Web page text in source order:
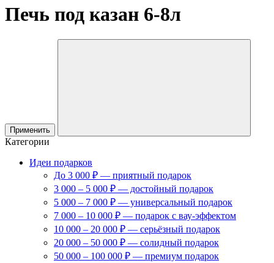
Печь под казан 6-8л
Применить
Категории
Идеи подарков
До 3 000 ₽ — приятный подарок
3 000 – 5 000 ₽ — достойный подарок
5 000 – 7 000 ₽ — универсальный подарок
7 000 – 10 000 ₽ — подарок с вау-эффектом
10 000 – 20 000 ₽ — серьёзный подарок
20 000 – 50 000 ₽ — солидный подарок
50 000 – 100 000 ₽ — премиум подарок